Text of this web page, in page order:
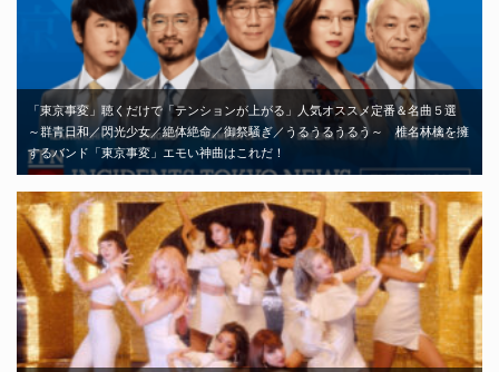
「東京事変」聴くだけで「テンションが上がる」人気オススメ定番＆名曲５選
～群青日和／閃光少女／絶体絶命／御祭騒ぎ／うるうるうるう～ 椎名林檎を擁
するバンド「東京事変」エモい神曲はこれだ！